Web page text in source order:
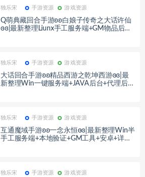
独乐宋 手游资源 游戏资源
Q萌典藏回合手游ʚʚ白娘子传奇之大话许仙
ɞɞ|最新整理Liunx手工服务端+GM物品后台
独乐宋 手游资源 游戏资源
大话回合手游ʚʚ精品西游之乾坤西游ɞɞ|最
新整理Win一键服务端+JAVA后台+代理后台
独乐宋 手游资源 游戏资源
互通魔域手游ʚʚ一念永恒ɞɞ|最新整理Win半
手工服务端+本地验证+GM工具+安卓+详细
独乐宋 手游资源 游戏资源